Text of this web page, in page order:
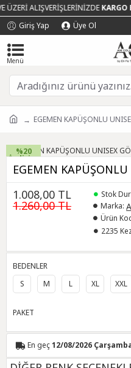
ALIŞVERİŞLERİNİZDEKARGO
Giriş Yap
Üye Ol
EGEMEN KAPÜŞONLU
%20
İndirim
EGEMEN
1.008,00 TL
1.260,00 TL
Stok
Marka:
Ürün
2235
BEDENLER
S
M L XL XXL
PAKET
En geç12/08/2026